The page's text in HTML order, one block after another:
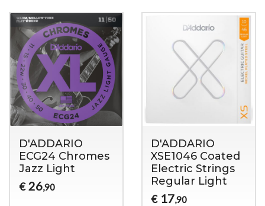
D'ADDARIO
ECG24 Chromes
Jazz Light
€ 26,90
D'ADDARIO
XSE1046 Coated
Electric Strings
Regular Light
€ 17,90